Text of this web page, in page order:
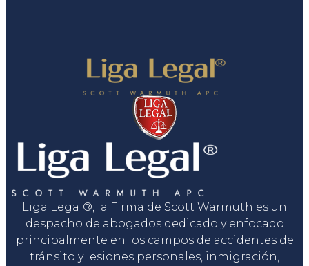
Liga Legal®, la Firma de Scott Warmuth es un
despacho de abogados dedicado y enfocado
principalmente en los campos de accidentes de
tránsito y lesiones personales, inmigración,